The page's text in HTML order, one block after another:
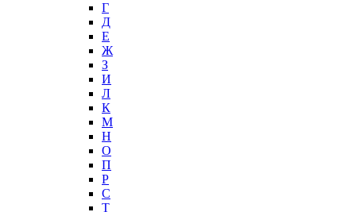
Г
Д
Е
Ж
З
И
Л
К
М
Н
О
П
Р
С
Т